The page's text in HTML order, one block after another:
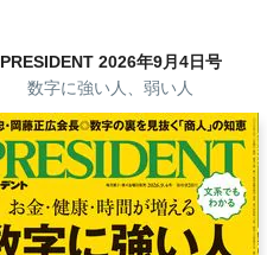
PRESIDENT 2026年9月4日号
数字に強い人、弱い人